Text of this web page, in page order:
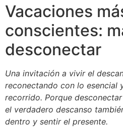
Vacaciones
conscientes:
desconectar
Una invitación a vivir el
reconectando con lo esencial
recorrido. Porque
el verdadero descanso
dentro y sentir el presente.